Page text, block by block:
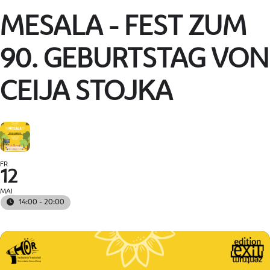
MESALA - FEST ZUM
90. GEBURTSTAG VON
CEIJA STOJKA
FR
12
MAI
14:00 - 20:00